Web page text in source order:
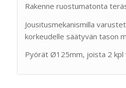
Rakenne ruostumatonta
Jousitusmekanismilla
korkeudelle säätyvän tason
Pyörät Ø125mm, joista 2